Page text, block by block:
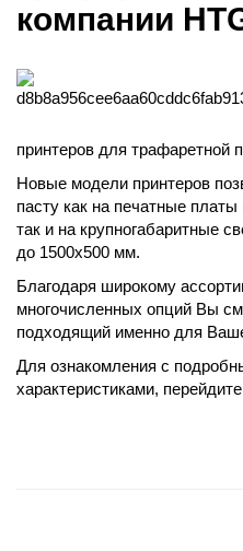
компании
принтеров для трафаретной
Новые модели принтеров
пасту как на печатные
так и на крупногабаритные
до 1500х500 мм.
Благодаря широкому
многочисленных опций Вы
подходящий именно для
Для ознакомления с
характеристиками, перейдите